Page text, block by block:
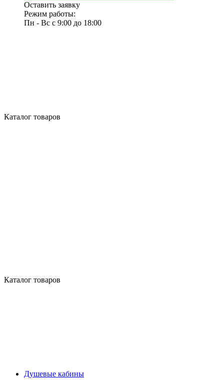
Оставить заявку
Режим работы:
Пн - Вс с 9:00 до 18:00
Каталог товаров
Каталог товаров
Душевые кабины